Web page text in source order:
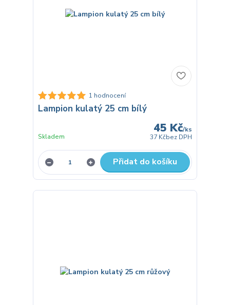
1 hodnocení
Lampion kulatý 25 cm bílý
45 Kč/ks
37 Kčbez DPH
Skladem
Přidat do košíku